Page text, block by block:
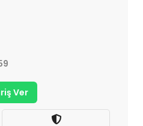
Ver